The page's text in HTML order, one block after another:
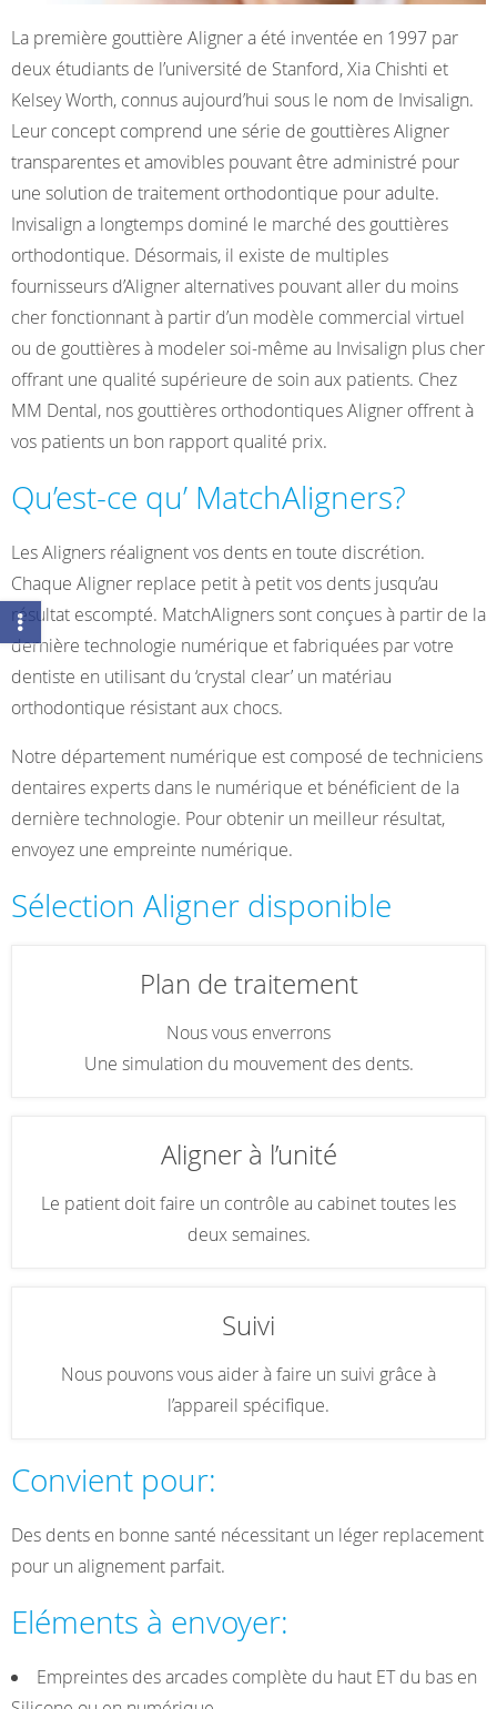
La première gouttière Aligner a été inventée en 1997 par
deux étudiants de l’université de Stanford, Xia Chishti et
Kelsey Worth, connus aujourd’hui sous le nom de Invisalign.
Leur concept comprend une série de gouttières Aligner
transparentes et amovibles pouvant être administré pour
une solution de traitement orthodontique pour adulte.
Invisalign a longtemps dominé le marché des gouttières
orthodontique. Désormais, il existe de multiples
fournisseurs d’Aligner alternatives pouvant aller du moins
cher fonctionnant à partir d’un modèle commercial virtuel
ou de gouttières à modeler soi-même au Invisalign plus cher
offrant une qualité supérieure de soin aux patients. Chez
MM Dental, nos gouttières orthodontiques Aligner offrent à
vos patients un bon rapport qualité prix.
Qu’est-ce qu’ MatchAligners?
Les Aligners réalignent vos dents en toute discrétion.
Chaque Aligner replace petit à petit vos dents jusqu’au
résultat escompté. MatchAligners sont conçues à partir de la
dernière technologie numérique et fabriquées par votre
dentiste en utilisant du ‘crystal clear’ un matériau
orthodontique résistant aux chocs.
Notre département numérique est composé de techniciens
dentaires experts dans le numérique et bénéficient de la
dernière technologie. Pour obtenir un meilleur résultat,
envoyez une empreinte numérique.
Sélection Aligner disponible
Plan de traitement
Nous vous enverrons
Une simulation du mouvement des dents.
Aligner à l’unité
Le patient doit faire un contrôle au cabinet toutes les
deux semaines.
Suivi
Nous pouvons vous aider à faire un suivi grâce à
l’appareil spécifique.
Convient pour:
Des dents en bonne santé nécessitant un léger replacement
pour un alignement parfait.
Eléments à envoyer:
Empreintes des arcades complète du haut ET du bas en